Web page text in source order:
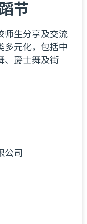
节
师生分享及交流
多元化，包括中
、爵士舞及街
公司